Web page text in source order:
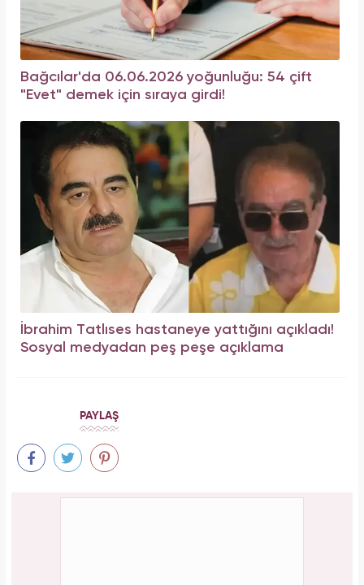
Bağcılar'da 06.06.2026 yoğunluğu: 54 çift
"Evet" demek için sıraya girdi!
İbrahim Tatlıses hastaneye yattığını açıkladı!
Sosyal medyadan peş peşe açıklama
PAYLAŞ